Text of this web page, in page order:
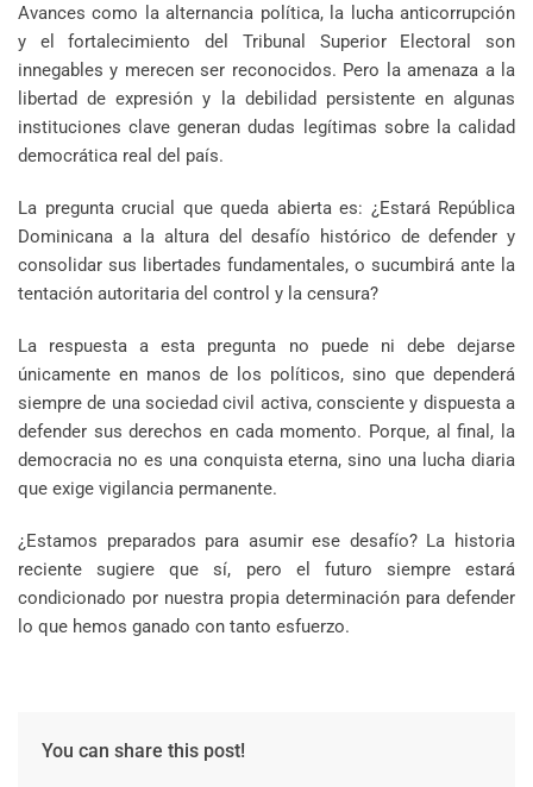
Avances como la alternancia política, la lucha anticorrupción
y el fortalecimiento del Tribunal Superior Electoral son
innegables y merecen ser reconocidos. Pero la amenaza a la
libertad de expresión y la debilidad persistente en algunas
instituciones clave generan dudas legítimas sobre la calidad
democrática real del país.
La pregunta crucial que queda abierta es: ¿Estará República
Dominicana a la altura del desafío histórico de defender y
consolidar sus libertades fundamentales, o sucumbirá ante la
tentación autoritaria del control y la censura?
La respuesta a esta pregunta no puede ni debe dejarse
únicamente en manos de los políticos, sino que dependerá
siempre de una sociedad civil activa, consciente y dispuesta a
defender sus derechos en cada momento. Porque, al final, la
democracia no es una conquista eterna, sino una lucha diaria
que exige vigilancia permanente.
¿Estamos preparados para asumir ese desafío? La historia
reciente sugiere que sí, pero el futuro siempre estará
condicionado por nuestra propia determinación para defender
lo que hemos ganado con tanto esfuerzo.
You can share this post!